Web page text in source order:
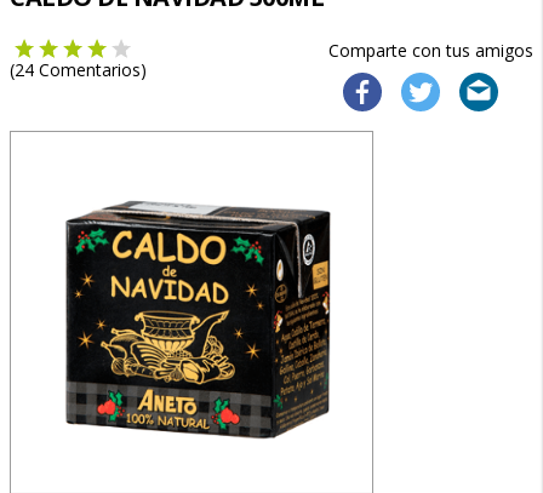
Comparte con tus amigos
(24 Comentarios)